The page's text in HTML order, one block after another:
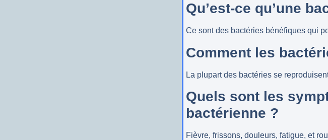
Qu’est-ce qu’une
Ce sont des bactéries bénéfiques qui
Comment les
La plupart des bactéries se
Quels sont les
bactérienne ?
Fièvre, frissons, douleurs, fatigue, et